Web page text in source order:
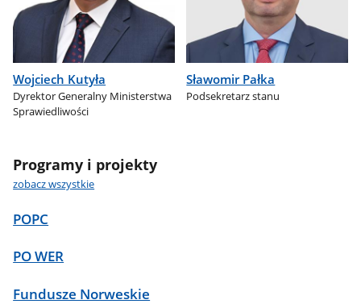
Wojciech Kutyła
Dyrektor Generalny Ministerstwa
Sprawiedliwości
Sławomir Pałka
Podsekretarz stanu
Programy i projekty
zobacz wszystkie
POPC
PO WER
Fundusze Norweskie